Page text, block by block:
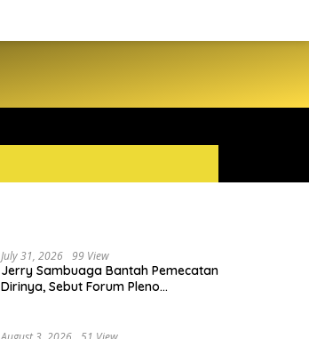
July 31, 2026 99 View
Jerry Sambuaga Bantah Pemecatan
Dirinya, Sebut Forum Pleno